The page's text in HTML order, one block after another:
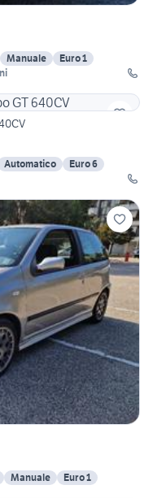
Manuale
Euro 1
Automatico
Euro 6
Manuale
Euro 1